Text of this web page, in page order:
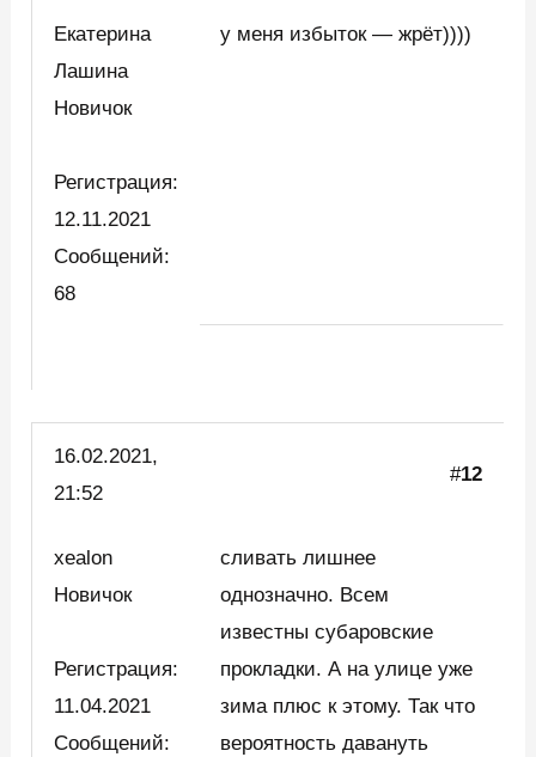
Екатерина
Лашина
Новичок
Регистрация:
12.11.2021
Сообщений:
68
у меня избыток — жрёт))))
16.02.2021,
21:52
#12
xealon
Новичок
Регистрация:
11.04.2021
Сообщений:
сливать лишнее
однозначно. Всем
известны субаровские
прокладки. А на улице уже
зима плюс к этому. Так что
вероятность давануть